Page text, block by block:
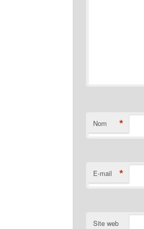
Nom *
E-mail *
Site web